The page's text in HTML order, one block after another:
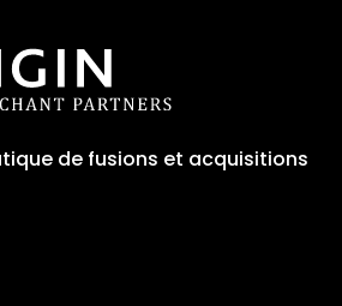
de fusions et acquisitions